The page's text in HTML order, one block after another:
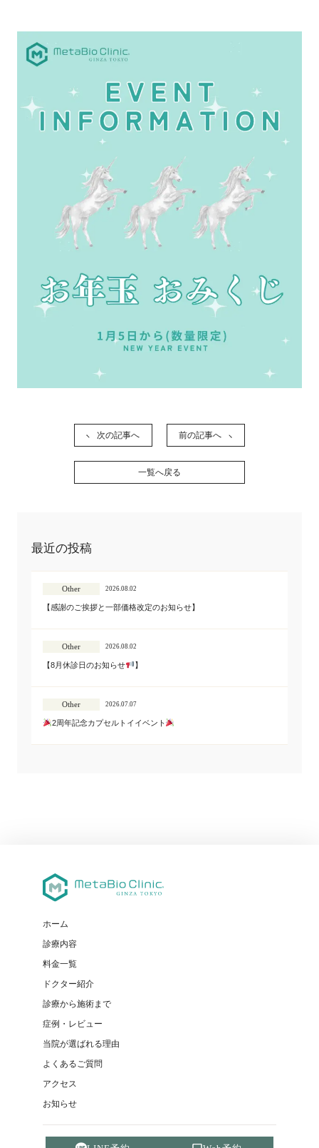
次の記事へ 前の記事へ
一覧へ戻る
最近の投稿
2026.08.02
Other
【感謝のご挨拶と一部価格改定のお知らせ】
2026.08.02
Other
【8月休診日のお知らせ 】
2026.07.07
Other
2周年記念カプセルトイイベント
ホーム
診療内容
料金一覧
ドクター紹介
診療から施術まで
症例・レビュー
当院が選ばれる理由
よくあるご質問
アクセス
お知らせ